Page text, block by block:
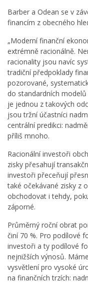
Barber a Odean se v
financím z obecného
„Moderní finanční
extrémně racionálně.
racionality jsou navíc
tradiční předpoklady
pozorované,
do standardních
je jednou z takových
jsou tržní účastníci
centrální predikci:
příliš mnoho.
Racionální investoři
zisky přesahují
investoři přeceňují
také očekávané zisky z
obchodovat i tehdy,
záporné.
Průměrný roční obrat
činí 70 %. Pro podílové
investoři a ty podílové
nejnižších výnosů.
vysvětlení pro vysoké
na finančních trzích: